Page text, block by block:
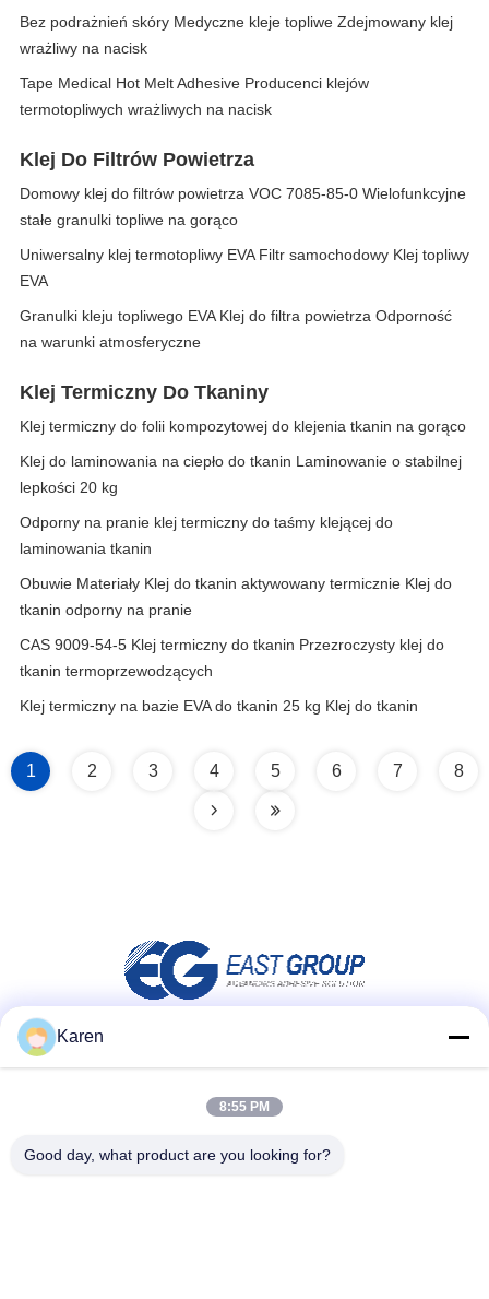
Bez podrażnień skóry Medyczne kleje topliwe Zdejmowany klej
wrażliwy na nacisk
Tape Medical Hot Melt Adhesive Producenci klejów
termotopliwych wrażliwych na nacisk
Klej Do Filtrów Powietrza
Domowy klej do filtrów powietrza VOC 7085-85-0 Wielofunkcyjne
stałe granulki topliwe na gorąco
Uniwersalny klej termotopliwy EVA Filtr samochodowy Klej topliwy
EVA
Granulki kleju topliwego EVA Klej do filtra powietrza Odporność
na warunki atmosferyczne
Klej Termiczny Do Tkaniny
Klej termiczny do folii kompozytowej do klejenia tkanin na gorąco
Klej do laminowania na ciepło do tkanin Laminowanie o stabilnej
lepkości 20 kg
Odporny na pranie klej termiczny do taśmy klejącej do
laminowania tkanin
Obuwie Materiały Klej do tkanin aktywowany termicznie Klej do
tkanin odporny na pranie
CAS 9009-54-5 Klej termiczny do tkanin Przezroczysty klej do
tkanin termoprzewodzących
Klej termiczny na bazie EVA do tkanin 25 kg Klej do tkanin
1 2 3 4 5 6 7 8
Szybki kontakt
Karen
8:55 PM
Good day, what product are you looking for?